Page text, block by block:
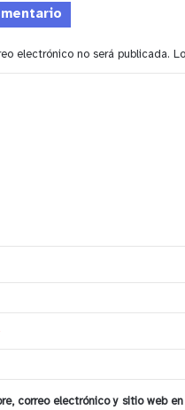
electrónico no será publicada.
correo electrónico y sitio web